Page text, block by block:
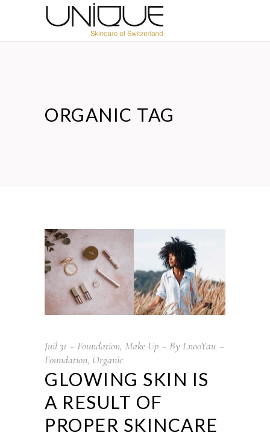
ORGANIC TAG
Juil 31 Foundation, Make Up By LnooYau
Foundation, Organic
GLOWING SKIN IS
A RESULT OF
PROPER SKINCARE